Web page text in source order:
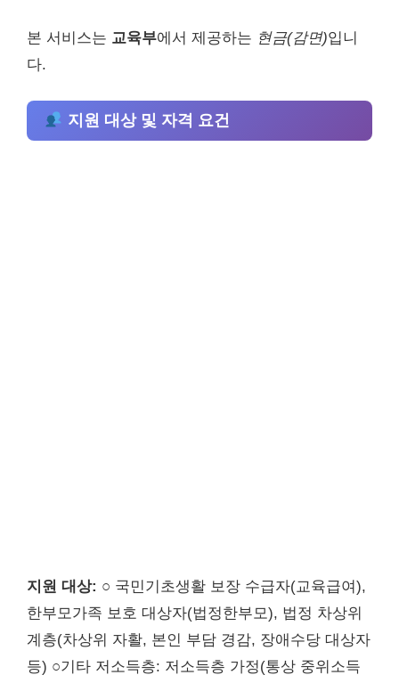
본 서비스는 교육부에서 제공하는 현금(감면)입니
다.
지원 대상 및 자격 요건
지원 대상: ○ 국민기초생활 보장 수급자(교육급여),
한부모가족 보호 대상자(법정한부모), 법정 차상위
계층(차상위 자활, 본인 부담 경감, 장애수당 대상자
등) ○기타 저소득층: 저소득층 가정(통상 중위소득